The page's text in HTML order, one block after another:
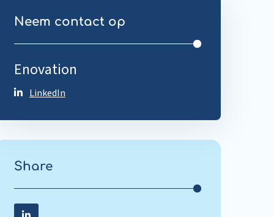
Neem contact op
Enovation
LinkedIn
Share